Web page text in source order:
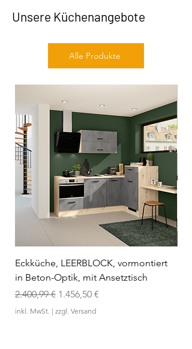
Unsere Küchenangebote
Alle Produkte
Eckküche, LEERBLOCK, vormontiert
in Beton-Optik, mit Ansetztisch
Standardpreis
2.400,99 € Sale-Preis
1.456,50 €
inkl. MwSt. | zzgl. Versand